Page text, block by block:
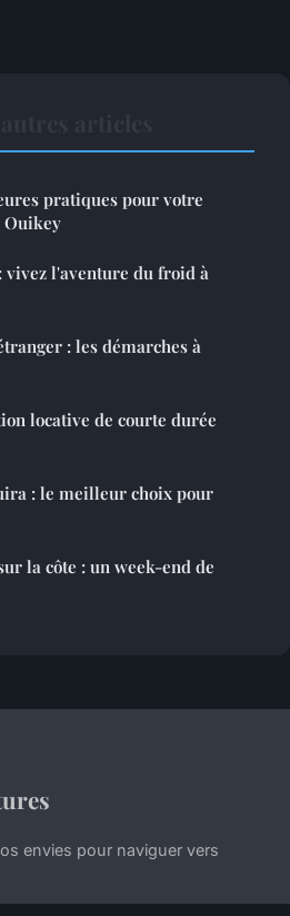
pratiques pour votre
Ouikey
vivez l'aventure du froid à
: les démarches à
locative de courte durée
: le meilleur choix pour
la côte : un week-end de
envies pour naviguer vers